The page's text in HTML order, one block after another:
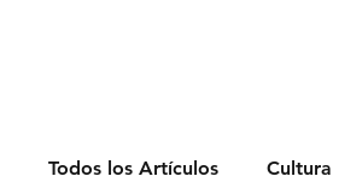
Todos los Artículos Cultura